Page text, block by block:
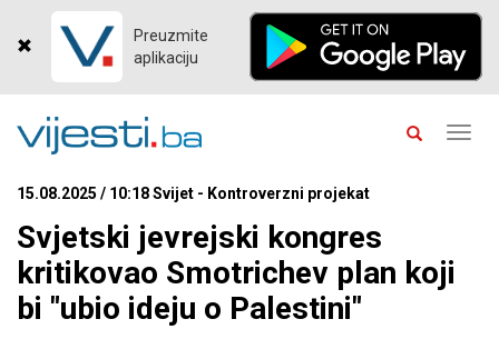
Preuzmite
aplikaciju
15.08.2025 / 10:18 Svijet - Kontroverzni projekat
Svjetski jevrejski kongres
kritikovao Smotrichev plan koji
bi "ubio ideju o Palestini"